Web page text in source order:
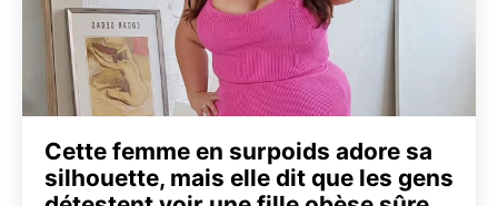
Cette femme en surpoids adore sa
silhouette, mais elle dit que les gens